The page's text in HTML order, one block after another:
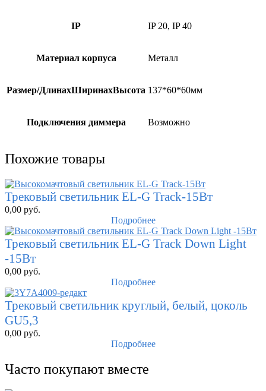
IP IP 20, IP 40
Материал корпуса Металл
Размер/ДлинаxШиринаxВысота 137*60*60мм
Подключения диммера Возможно
Похожие товары
Трековый светильник EL-G Track-15Вт
0,00 руб.
Подробнее
Трековый светильник EL-G Track Down Light
-15Вт
0,00 руб.
Подробнее
Трековый светильник круглый, белый, цоколь
GU5,3
0,00 руб.
Подробнее
Часто покупают вместе